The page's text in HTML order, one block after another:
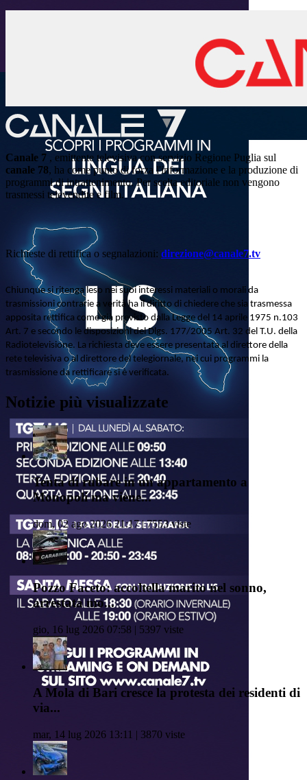
Canale 7 , emittente televisiva con servizio Regione Puglia sul
canale 78, ha come punto di forza l'informazione e la produzione di
programmi di intrattenimento. Per scelta editoriale non vengono
trasmessi televendite e film.
Richieste di rettifica o segnalazioni: direzione@canale7.tv
Chiunque si ritenga leso nei suoi interessi materiali o morali da
trasmissioni contrarie a verità ha il diritto di chiedere che sia trasmessa
apposita rettifica come già previsto dalla Legge del 14 aprile 1975 n.103
Art. 7 e secondo le disposizioni del Dlgs. 177/2005 Art. 32 del T.U. della
Radiotelevisione. La richiesta deve essere presentata al direttore della
rete televisiva o al direttore del telegiornale, nei cui programmi la
trasmissione da rettificare si è verificata.
Notizie più visualizzate
Tenta di rubare in un appartamento a
Monopoli ma viene...
dom, 02 ago 2026 21:17 | 7553 viste
Pozzo Faceto: accoltella marito nel sonno,
arrestata mo...
gio, 16 lug 2026 07:58 | 5397 viste
A Mola di Bari cresce la protesta dei residenti di
via...
mar, 14 lug 2026 13:11 | 3870 viste